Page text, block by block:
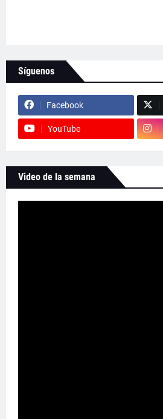
Síguenos
Facebook
YouTube
Video de la semana